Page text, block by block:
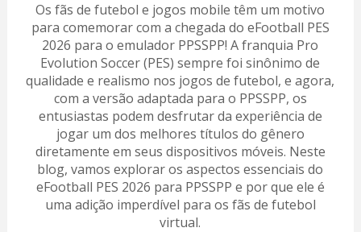
Os fãs de futebol e jogos mobile têm um motivo
para comemorar com a chegada do eFootball PES
2026 para o emulador PPSSPP! A franquia Pro
Evolution Soccer (PES) sempre foi sinônimo de
qualidade e realismo nos jogos de futebol, e agora,
com a versão adaptada para o PPSSPP, os
entusiastas podem desfrutar da experiência de
jogar um dos melhores títulos do gênero
diretamente em seus dispositivos móveis. Neste
blog, vamos explorar os aspectos essenciais do
eFootball PES 2026 para PPSSPP e por que ele é
uma adição imperdível para os fãs de futebol
virtual.